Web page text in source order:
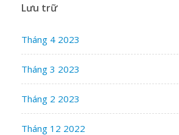
Lưu trữ
Tháng 4 2023
Tháng 3 2023
Tháng 2 2023
Tháng 12 2022